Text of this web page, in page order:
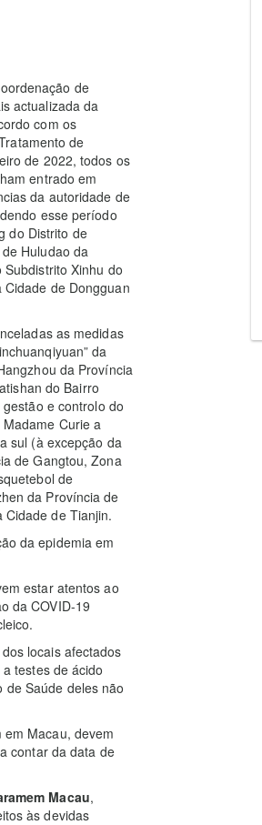
de
actualizada da
com os
de
de 2022, todos os
entrado em
da autoridade de
esse período
do Distrito de
Huludao da
Xinhu do
de Dongguan
as medidas
da
da Província
do Bairro
e controlo do
Curie a
sul (à excepção da
de Gangtou, Zona
de
da Província de
de Tianjin.
da epidemia em
estar atentos ao
da COVID-19
locais afectados
testes de ácido
de Saúde deles não
Macau, devem
contar da data de
Macau,
às devidas